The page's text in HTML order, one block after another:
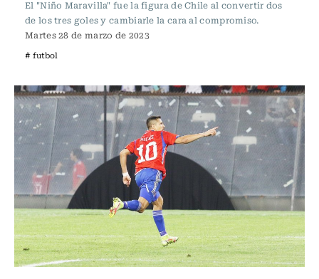
El "Niño Maravilla" fue la figura de Chile al convertir dos
de los tres goles y cambiarle la cara al compromiso.
Martes 28 de marzo de 2023
# futbol